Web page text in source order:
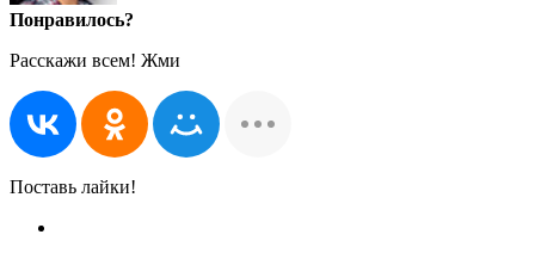
Понравилось?
Расскажи всем! Жми
Поставь лайки!